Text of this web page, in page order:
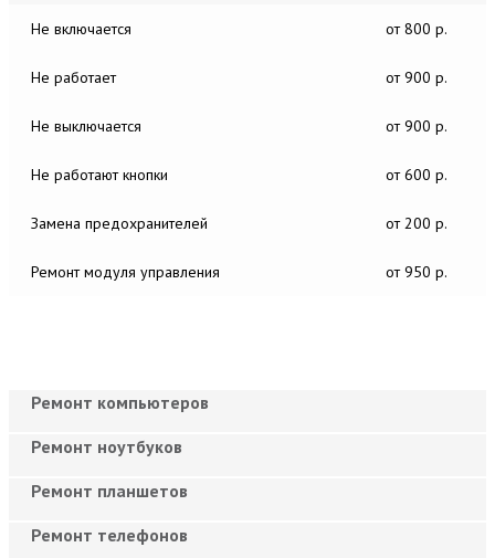
Не включается от 800 р.
Не работает от 900 р.
Не выключается от 900 р.
Не работают кнопки от 600 р.
Замена предохранителей от 200 р.
Ремонт модуля управления от 950 р.
Ремонт компьютеров
Ремонт ноутбуков
Ремонт планшетов
Ремонт телефонов